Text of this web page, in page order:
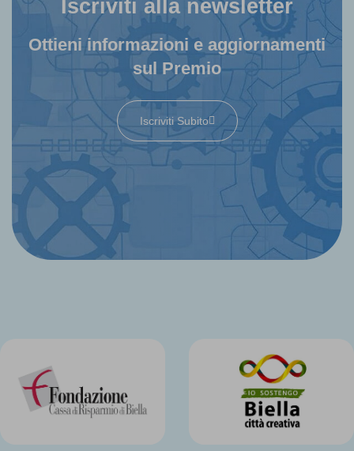
Iscriviti alla newsletter
Ottieni informazioni e aggiornamenti
sul Premio
Iscriviti Subito